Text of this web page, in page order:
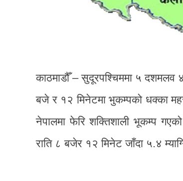
काठमाडौँ – सुदूरपश्चिममा ५ दशमलव
बजे र १२ मिनेटमा भुकम्पको धक्का
नेपालमा फेरि शक्तिशाली भूकम्प
राति ८ बजेर १२ मिनेट जाँदा ५.४